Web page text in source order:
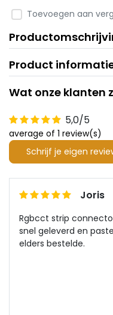
Toevoegen aan
Product
Wat onze klanten
5,0/5
average of 1 review(s)
Schrijf je eigen
Joris
Rgbcct strip
snel geleverd en
elders bestelde.